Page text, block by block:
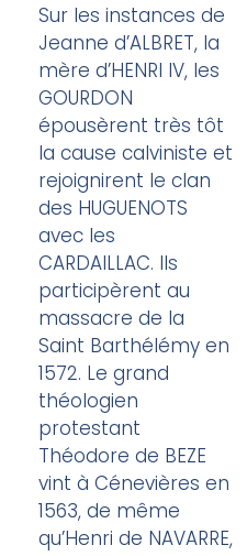
Sur les instances de
Jeanne d’ALBRET, la
mère d’HENRI IV, les
GOURDON
épousèrent très tôt
la cause calviniste et
rejoignirent le clan
des HUGUENOTS
avec les
CARDAILLAC. Ils
participèrent au
massacre de la
Saint Barthélémy en
1572. Le grand
théologien
protestant
Théodore de BEZE
vint à Cénevières en
1563, de même
qu’Henri de NAVARRE,